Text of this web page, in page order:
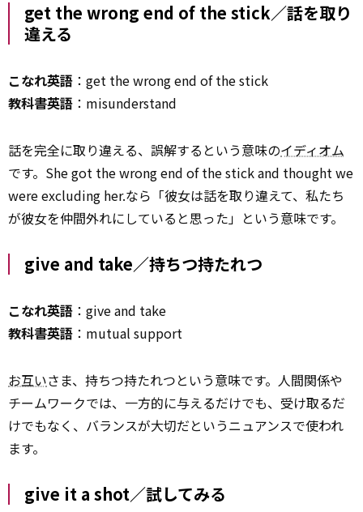
get the wrong end of the stick／話を取り
違える
こなれ英語 ：get the wrong end of the stick
教科書英語 ：misunderstand
話を完全に取り違える、誤解するという意味のイディオム
です。She got the wrong end of the stick and thought we
were excluding her.なら「彼女は話を取り違えて、私たち
が彼女を仲間外れにしていると思った」という意味です。
give and take／持ちつ持たれつ
こなれ英語 ：give and take
教科書英語 ：mutual support
お互いさま、持ちつ持たれつという意味です。人間関係や
チームワークでは、一方的に与えるだけでも、受け取るだ
けでもなく、バランスが大切だというニュアンスで使われ
ます。
give it a shot／試してみる